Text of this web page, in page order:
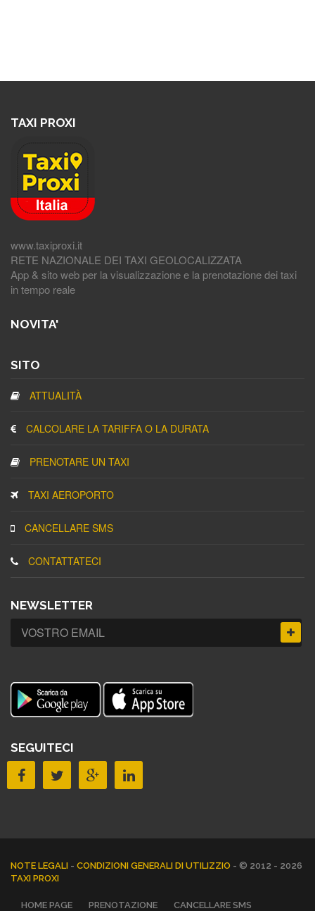
TAXI PROXI
www.taxiproxi.it
RETE NAZIONALE DEI TAXI GEOLOCALIZZATA
App & sito web per la visualizzazione e la prenotazione dei taxi
in tempo reale
NOVITA'
SITO
ATTUALITÀ
CALCOLARE LA TARIFFA O LA DURATA
PRENOTARE UN TAXI
TAXI AEROPORTO
CANCELLARE SMS
CONTATTATECI
NEWSLETTER
SEGUITECI
NOTE LEGALI - CONDIZIONI GENERALI DI UTILIZZIO - © 2012 - 2026
TAXI PROXI
HOME PAGE PRENOTAZIONE CANCELLARE SMS